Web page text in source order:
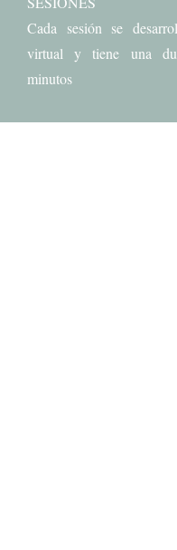
Cada sesión se
virtual y tiene una
minutos